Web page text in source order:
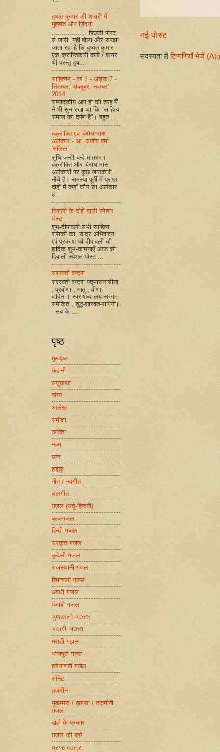
नई पोस्ट
सदस्यता लेंटिप्पणियाँ भेजें
दुष्यंत कुमार की शायरी में
मुहब्बत और ज़िंदगी
.................. पिछली पोस्ट
से जारी यही बोला और समझा
जाता रहा है कि दुष्यंत कुमार
एक क्रांन्तिकारी कवि / शायर
थे| परन्तु दुष...
साहित्यम् - वर्ष 1 - अङ्क 7 -
सितम्बर, अक्तूबर, नवम्बर'
2014
सम्पादकीय आप ही की तरह मैं
ने भी सुन रखा था कि “साहित्य
समाज का दर्पण है”। बहुत ...
वक्रोक्ति एवं विरोधाभास
अलंकार - आ. संजीव वर्मा
'सलिल'
सुधि जनों! वन्दे मातरम।
वक्रोक्ति और विरोधाभास
अलंकारों पर कुछ जानकारी
नीचे है। समस्या पूर्ती में प्राप्त
दोहों में कहाँ कौन सा अलंकार
ह...
दिवाली के दोहों वाली स्पेशल
पोस्ट
शुभ-दीपावली सभी साहित्य
रसिकों का सादर अभिवादन
एवं प्रकाश पर्व दीपावली की
हार्दिक शुभ-कामनाएँ आज की
दिवाली स्पेशल पोस्ट ...
सरस्वती वन्दना
सरस्वती वन्दना पद्मासनासीना
, प्रवीणा , मातु , वीणा-
वादिनी। स्वर-शब्द-लय-सरगम-
समेकित , शुद्ध-शास्वत-रागिनी॥
सब के ...
पृष्ठ
मुखपृष्ठ
कहानी
लघुकथा
व्यंग्य
आलेख
समीक्षा
कविता
नज़्म
छन्द
हाइकु
गीत / नवगीत
बालगीत
ग़ज़ल (उर्दू-हिन्दवी)
ब्रजगजल
हिन्दी गजल
संस्कृत गजल
बुन्देली गजल
राजस्थानी गजल
हिमाचली गजल
अवधी गजल
पंजाबी गजल
ગુજરાતી ગઝલ
કચ્છી ગઝલ
मराठी गझल
भोजपुरी गजल
हरियाणवी गजल
सॉनेट
तज़मीन
मुख़म्मस / ख़मसा / तज़मीनी
ग़ज़ल
दोहों के प्रकार
ग़ज़ल की बहरें
વ્રજ યાત્રા